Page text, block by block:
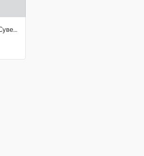
Реклама* Полиграфия* Сувениры* Фото* Видео*